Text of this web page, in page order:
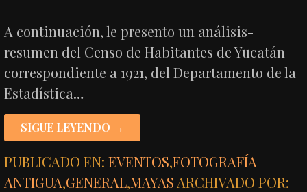
A continuación, le presento un análisis-
resumen del Censo de Habitantes de Yucatán
correspondiente a 1921, del Departamento de la
Estadística…
SIGUE LEYENDO →
PUBLICADO EN:EVENTOS,FOTOGRAFÍA
ANTIGUA,GENERAL,MAYAS ARCHIVADO POR: